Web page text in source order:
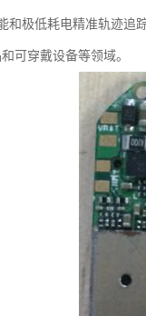
和极低耗电精准轨迹
可穿戴设备等领域。